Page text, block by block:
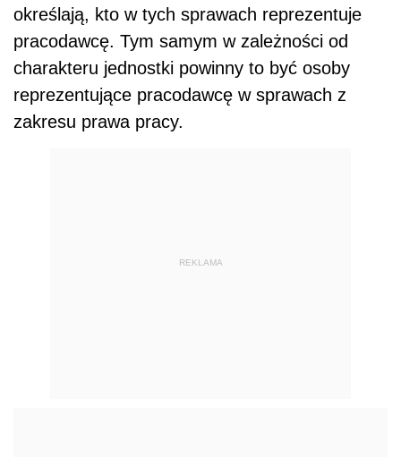
określają, kto w tych sprawach reprezentuje
pracodawcę. Tym samym w zależności od
charakteru jednostki powinny to być osoby
reprezentujące pracodawcę w sprawach z
zakresu prawa pracy.
REKLAMA